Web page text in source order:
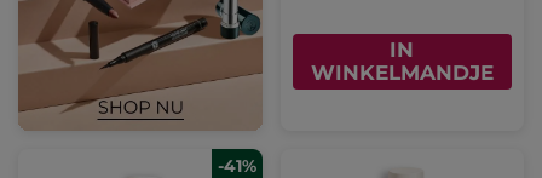
IN
WINKELMANDJE
-41%